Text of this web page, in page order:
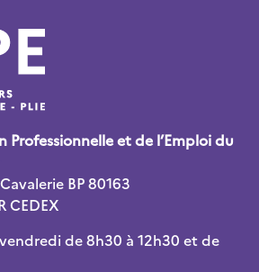
Professionnelle et de l’Emploi du
BP 80163
CEDEX
de 8h30 à 12h30 et de